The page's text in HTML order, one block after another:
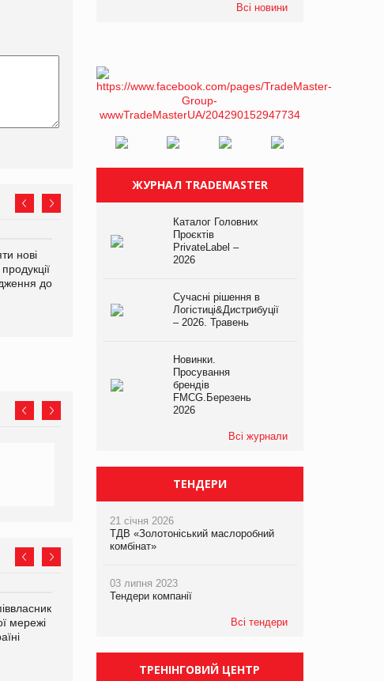
нові
до
Аргентина повертається з
мережі
виробництва
компанії «УкраМарин»
Всі новини
ЖУРНАЛ TRADEMASTER
Каталог Головних
Проєктів
PrivateLabel –
2026
Сучасні рішення в
Логістиці&Дистрибуції
– 2026. Травень
Новинки.
Просування
брендів
FMCG.Березень
2026
Всі журнали
ТЕНДЕРИ
21 січня 2026
ТДВ «Золотоніський маслоробний
комбінат»
03 липня 2023
Тендери компанії
Всі тендери
ТРЕНІНГОВИЙ ЦЕНТР